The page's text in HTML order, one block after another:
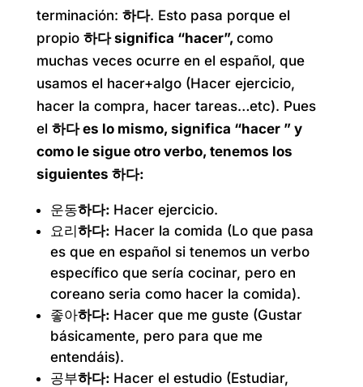
terminación: 하다. Esto pasa porque el
propio 하다 significa “hacer”, como
muchas veces ocurre en el español, que
usamos el hacer+algo (Hacer ejercicio,
hacer la compra, hacer tareas…etc). Pues
el 하다 es lo mismo, significa “hacer ” y
como le sigue otro verbo, tenemos los
siguientes 하다:
운동하다: Hacer ejercicio.
요리하다: Hacer la comida (Lo que pasa
es que en español si tenemos un verbo
específico que sería cocinar, pero en
coreano seria como hacer la comida).
좋아하다: Hacer que me guste (Gustar
básicamente, pero para que me
entendáis).
공부하다: Hacer el estudio (Estudiar,